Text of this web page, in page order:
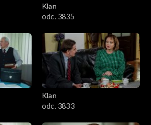
Klan
odc. 3835
Klan
odc. 3833